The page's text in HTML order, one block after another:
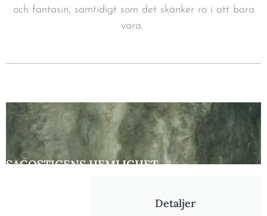
och fantasin, samtidigt som det skänker ro i att bara
vara.
SAGOSTIGENS HEMLIGHET
Detaljer